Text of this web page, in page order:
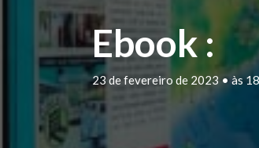
Ebook :
23 de fevereiro de 2023 • às